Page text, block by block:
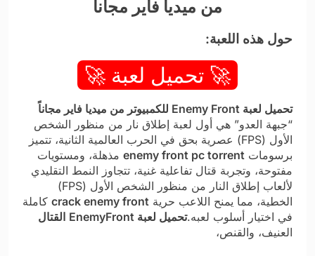
من ميديا فاير مجاناً
حول هذه اللعبة:
🚀 تحميل لعبة 🚀
تحميل لعبة Enemy Front للكمبيوتر من ميديا فاير مجاناً
“جبهة العدو” هي أول لعبة إطلاق نار من منظور الشخص
الأول (FPS) عصرية بحق في الحرب العالمية الثانية، تتميز
برسومات enemy front pc torrent مذهلة، ومستويات
مفتوحة، وتجربة قتال تفاعلية غنية، تتجاوز النمط التقليدي
لألعاب إطلاق النار من منظور الشخص الأول (FPS)
الخطية، مما يمنح اللاعب حرية crack enemy front كاملة
في اختيار أسلوب لعبه.تحميل لعبة EnemyFront
القتال
العنيف، والقنص،